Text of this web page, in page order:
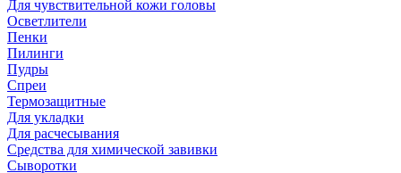
Для чувствительной кожи головы
Осветлители
Пенки
Пилинги
Пудры
Спреи
Термозащитные
Для укладки
Для расчесывания
Средства для химической завивки
Сыворотки